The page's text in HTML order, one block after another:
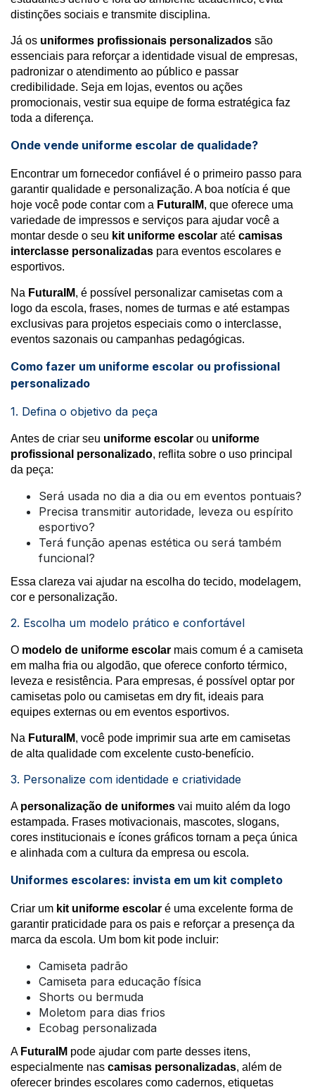
distinções sociais e transmite disciplina.
Já os uniformes profissionais personalizados são
essenciais para reforçar a identidade visual de empresas,
padronizar o atendimento ao público e passar
credibilidade. Seja em lojas, eventos ou ações
promocionais, vestir sua equipe de forma estratégica faz
toda a diferença.
Onde vende uniforme escolar de qualidade?
Encontrar um fornecedor confiável é o primeiro passo para
garantir qualidade e personalização. A boa notícia é que
hoje você pode contar com a FuturaIM, que oferece uma
variedade de impressos e serviços para ajudar você a
montar desde o seu kit uniforme escolar até camisas
interclasse personalizadas para eventos escolares e
esportivos.
Na FuturaIM, é possível personalizar camisetas com a
logo da escola, frases, nomes de turmas e até estampas
exclusivas para projetos especiais como o interclasse,
eventos sazonais ou campanhas pedagógicas.
Como fazer um uniforme escolar ou profissional
personalizado
1. Defina o objetivo da peça
Antes de criar seu uniforme escolar ou uniforme
profissional personalizado, reflita sobre o uso principal
da peça:
Será usada no dia a dia ou em eventos pontuais?
Precisa transmitir autoridade, leveza ou espírito
esportivo?
Terá função apenas estética ou será também
funcional?
Essa clareza vai ajudar na escolha do tecido, modelagem,
cor e personalização.
2. Escolha um modelo prático e confortável
O modelo de uniforme escolar mais comum é a camiseta
em malha fria ou algodão, que oferece conforto térmico,
leveza e resistência. Para empresas, é possível optar por
camisetas polo ou camisetas em dry fit, ideais para
equipes externas ou em eventos esportivos.
Na FuturaIM, você pode imprimir sua arte em camisetas
de alta qualidade com excelente custo-benefício.
3. Personalize com identidade e criatividade
A personalização de uniformes vai muito além da logo
estampada. Frases motivacionais, mascotes, slogans,
cores institucionais e ícones gráficos tornam a peça única
e alinhada com a cultura da empresa ou escola.
Uniformes escolares: invista em um kit completo
Criar um kit uniforme escolar é uma excelente forma de
garantir praticidade para os pais e reforçar a presença da
marca da escola. Um bom kit pode incluir:
Camiseta padrão
Camiseta para educação física
Shorts ou bermuda
Moletom para dias frios
Ecobag personalizada
A FuturaIM pode ajudar com parte desses itens,
especialmente nas camisas personalizadas, além de
oferecer brindes escolares como cadernos, etiquetas